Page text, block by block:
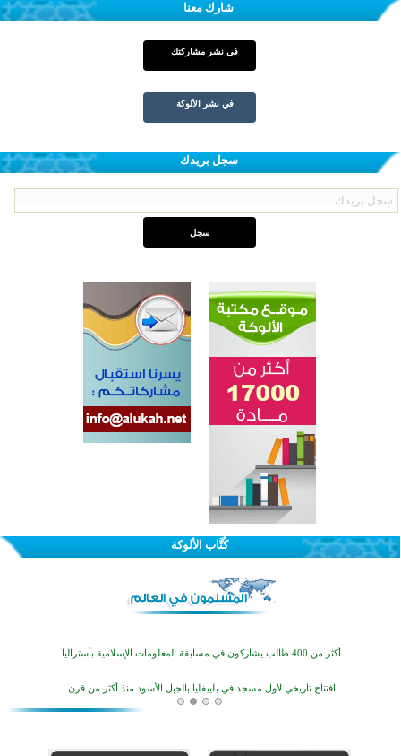
شارك معنا
في نشر مشاركتك
في نشر الألوكة
سجل بريدك
كُتَّاب الألوكة
القرآن والتربية في صدارة البرامج الصيفية للمسلمين في بينزا وساراتوف وموردوفيا هذا العام
اختتام الدورة التاسعة لمسابقة حفظ وتلاوة القرآن الكريم في أزناكاييف
أكثر من 100 شخص يتعرفون على الإسلام خلال يوم المسجد المفتوح في ميلفيل
اختتام منافسات قرآنية متميزة في بنغلاديش بمشاركة 3000 متسابق
منطقة ريبوفسي تحتفل بميلاد مسجد جديد في أجواء إيمانية مميزة